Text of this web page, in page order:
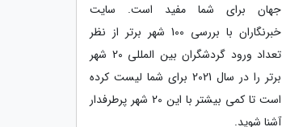
جهان برای شما مفید است. سایت
خبرنگاران با بررسی 100 شهر برتر از نظر
تعداد ورود گردشگران بین المللی 20 شهر
برتر را در سال 2021 برای شما لیست کرده
است تا کمی بیشتر با این 20 شهر پرطرفدار
آشنا شوید.